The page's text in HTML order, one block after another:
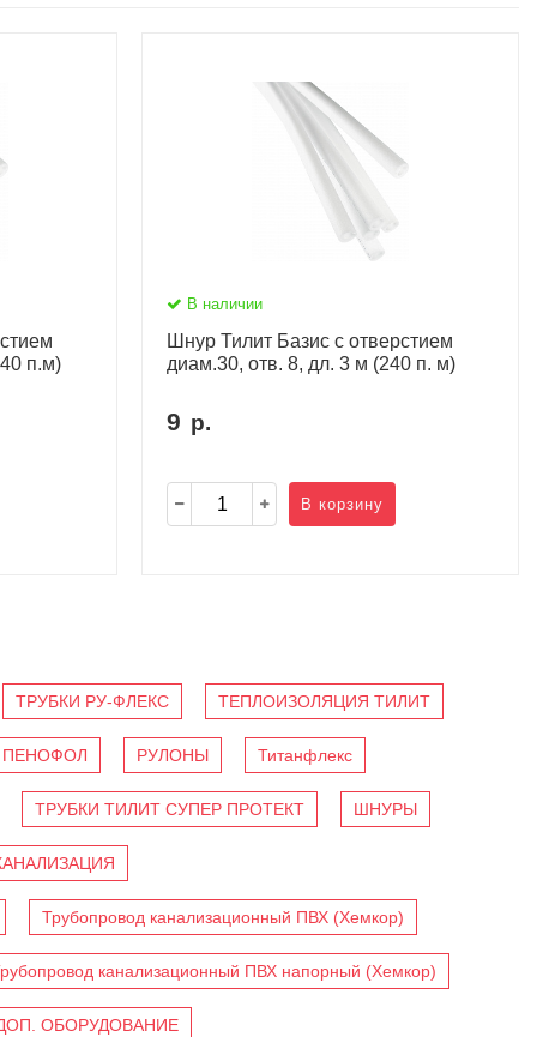
п.м)
В наличии
Шнур Тилит Базис c отверстием
диам.30, отв. 8, дл. 3 м (240 п. м)
9 р.
В корзину
ТРУБКИ РУ-ФЛЕКС ТЕПЛОИЗОЛЯЦИЯ ТИЛИТ
ПЕНОФОЛ РУЛОНЫ Титанфлекс
ТРУБКИ ТИЛИТ СУПЕР ПРОТЕКТ ШНУРЫ
Трубопровод канализационный ПВХ (Хемкор)
канализационный ПВХ напорный (Хемкор)
ОБОРУДОВАНИЕ